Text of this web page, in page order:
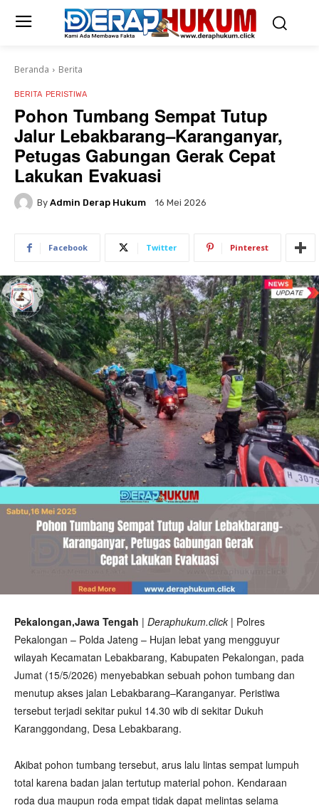
Beranda Berita
BERITA PERISTIWA
Pohon Tumbang Sempat Tutup
Jalur Lebakbarang–Karanganyar,
Petugas Gabungan Gerak Cepat
Lakukan Evakuasi
By Admin Derap Hukum 16 Mei 2026
Facebook Twitter Pinterest
Pekalongan,Jawa Tengah | Deraphukum.click | Polres
Pekalongan – Polda Jateng – Hujan lebat yang mengguyur
wilayah Kecamatan Lebakbarang, Kabupaten Pekalongan, pada
Jumat (15/5/2026) menyebabkan sebuah pohon tumbang dan
menutup akses jalan Lebakbarang–Karanganyar. Peristiwa
tersebut terjadi sekitar pukul 14.30 wib di sekitar Dukuh
Karanggondang, Desa Lebakbarang.
Akibat pohon tumbang tersebut, arus lalu lintas sempat lumpuh
total karena badan jalan tertutup material pohon. Kendaraan
roda dua maupun roda empat tidak dapat melintas selama